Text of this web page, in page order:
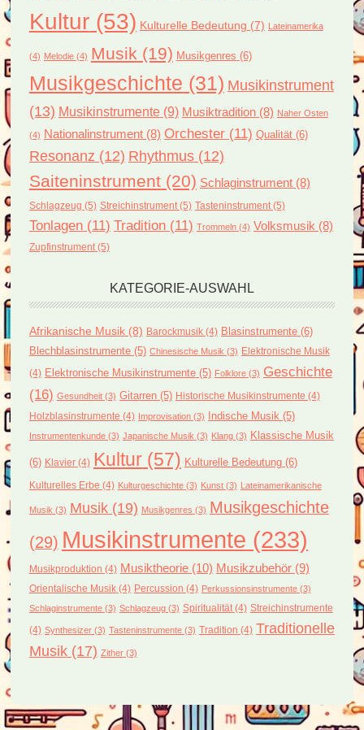
Kultur(53) Kulturelle Bedeutung (7) Lateinamerika
(4) Melodie(4) Musik (19) Musikgenres (6)
Musikgeschichte (31) Musikinstrument
(13) Musikinstrumente(9) Musiktradition(8) Naher Osten
(4) Nationalinstrument(8) Orchester(11) Qualität(6)
Resonanz (12) Rhythmus(12)
Saiteninstrument(20) Schlaginstrument(8)
Schlagzeug (5) Streichinstrument(5) Tasteninstrument(5)
Tonlagen(11) Tradition(11) Trommeln(4) Volksmusik (8)
Zupfinstrument(5)
KATEGORIE-AUSWAHL
Afrikanische Musik(8) Barockmusik(4) Blasinstrumente(6)
Blechblasinstrumente(5) Chinesische Musik (3) Elektronische Musik
(4) Elektronische Musikinstrumente(5) Folklore(3) Geschichte
(16) Gesundheit(3) Gitarren(5) Historische Musikinstrumente (4)
Holzblasinstrumente (4) Improvisation(3) Indische Musik (5)
Instrumentenkunde(3) Japanische Musik (3) Klang(3) Klassische Musik
(6) Klavier(4) Kultur(57) Kulturelle Bedeutung(6)
Kulturelles Erbe (4) Kulturgeschichte(3) Kunst(3) Lateinamerikanische
Musik (3) Musik(19) Musikgenres (3) Musikgeschichte
(29) Musikinstrumente (233)
Musikproduktion (4) Musiktheorie(10) Musikzubehör(9)
Orientalische Musik(4) Percussion (4) Perkussionsinstrumente(3)
Schlaginstrumente(3) Schlagzeug(3) Spiritualität(4) Streichinstrumente
(4) Synthesizer(3) Tasteninstrumente(3) Tradition (4) Traditionelle
Musik(17) Zither(3)